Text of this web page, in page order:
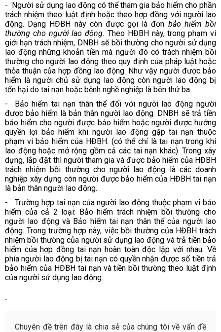
- Ng­ười sử dụng lao động có thể tham gia bảo hiểm cho phần
trách nhiệm theo luật định hoặc theo hợp đồng với ng­ười lao
động. Dạng HĐBH này còn đ­ược gọi là đơn bảo hiểm bồi
thường cho ng­ười lao động. Theo HĐBH này, trong phạm vi
giới hạn trách nhiệm, DNBH sẽ bồi thường cho người sử dụng
lao động những khoản tiền mà ng­ười đó có trách nhiệm bồi
thường cho ng­ười lao động theo quy định của pháp luật hoặc
thỏa thuận của hợp đồng lao động. Như vậy người được bảo
hiểm là người chủ sử dụng lao động còn người lao động bị
tổn hại do tai nạn hoặc bệnh nghề nghiệp là bên thứ ba.
- Bảo hiểm tai nạn thân thể đối với người lao động người
được bảo hiểm là bản thân người lao động. DNBH sẽ trả tiền
bảo hiểm cho người được bảo hiểm hoặc người được hưởng
quyền lợi bảo hiểm khi người lao động gặp tai nạn thuộc
phạm vi bảo hiểm của HĐBH. (có thể chỉ là tai nạn trong khi
lao động hoặc mở rộng gồm cả các tai nạn khác). Trong xây
dựng, lắp đặt thì người tham gia và được bảo hiểm của HĐBH
trách nhiệm bồi thường cho người lao động là các doanh
nghiệp xây dựng còn người được bảo hiểm của HĐBH tai nạn
là bản thân người lao động.
- Trường hợp tai nạn của người lao động thuộc phạm vi bảo
hiểm của cả 2 loại: Bảo hiểm trách nhiệm bồi thường cho
người lao động và Bảo hiểm tai nạn thân thể của người lao
động. Trong trường hợp này, việc bồi thường của HĐBH trách
nhiệm bồi thường của người sử dụng lao động và trả tiền bảo
hiểm của hợp đồng tai nạn hoàn toàn độc lập với nhau. Về
phía người lao động bị tai nạn có quyền nhận được số tiền trả
bảo hiểm của HĐBH tai nạn và tiền bồi thường theo luật định
của người sử dụng lao động.
Chuyên đề trên đây là chia sẻ của chúng tôi về vấn đề